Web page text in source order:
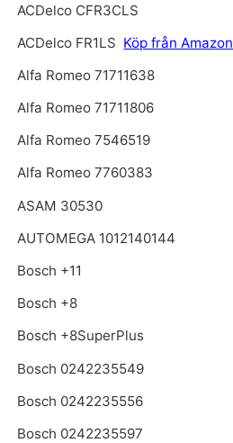
ACDelco CFR3CLS
ACDelco FR1LS Köp från Amazon
Alfa Romeo 71711638
Alfa Romeo 71711806
Alfa Romeo 7546519
Alfa Romeo 7760383
ASAM 30530
AUTOMEGA 1012140144
Bosch +11
Bosch +8
Bosch +8SuperPlus
Bosch 0242235549
Bosch 0242235556
Bosch 0242235597